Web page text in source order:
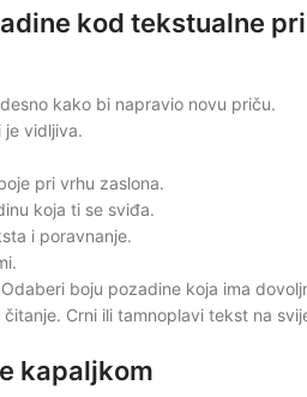
kod tekstualne
kako bi napravio novu priču.
vidljiva.
pri vrhu zaslona.
koja ti se sviđa.
i poravnanje.
boju pozadine koja ima
Crni ili tamnoplavi tekst na
kapaljkom